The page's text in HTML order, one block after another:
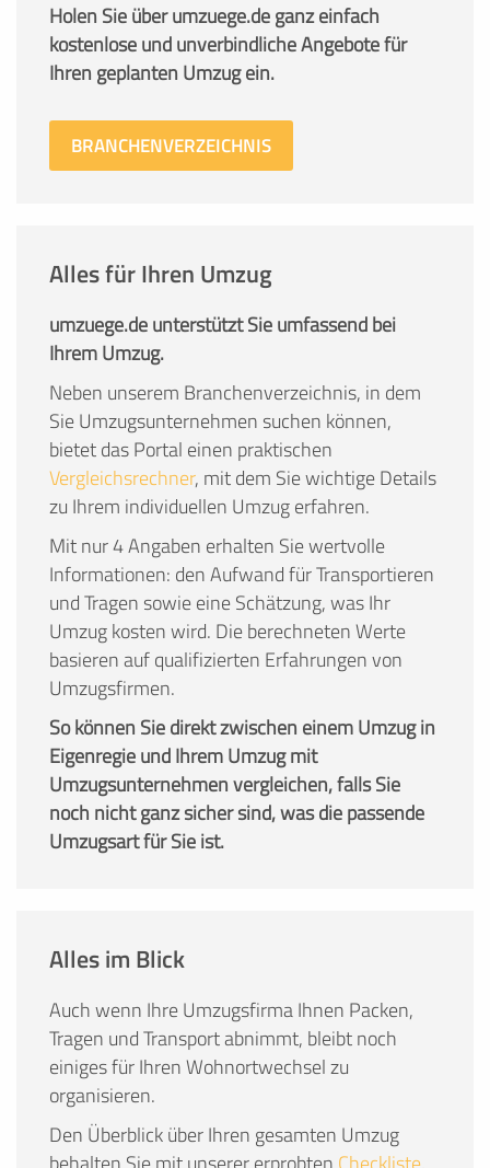
Holen Sie über umzuege.de ganz einfach
kostenlose und unverbindliche Angebote für
Ihren geplanten Umzug ein.
BRANCHENVERZEICHNIS
Alles für Ihren Umzug
umzuege.de unterstützt Sie umfassend bei
Ihrem Umzug.
Neben unserem Branchenverzeichnis, in dem
Sie Umzugsunternehmen suchen können,
bietet das Portal einen praktischen
Vergleichsrechner, mit dem Sie wichtige Details
zu Ihrem individuellen Umzug erfahren.
Mit nur 4 Angaben erhalten Sie wertvolle
Informationen: den Aufwand für Transportieren
und Tragen sowie eine Schätzung, was Ihr
Umzug kosten wird. Die berechneten Werte
basieren auf qualifizierten Erfahrungen von
Umzugsfirmen.
So können Sie direkt zwischen einem Umzug in
Eigenregie und Ihrem Umzug mit
Umzugsunternehmen vergleichen, falls Sie
noch nicht ganz sicher sind, was die passende
Umzugsart für Sie ist.
Alles im Blick
Auch wenn Ihre Umzugsfirma Ihnen Packen,
Tragen und Transport abnimmt, bleibt noch
einiges für Ihren Wohnortwechsel zu
organisieren.
Den Überblick über Ihren gesamten Umzug